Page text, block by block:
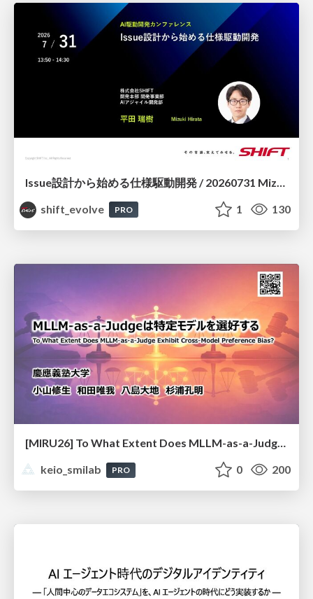
shift_evolve
PRO 1 130
[MIRU26] To What Extent Does MLLM-as-a-Judge Exhibit Cross-Model Preference Bias?
keio_smilab
PRO 0 200